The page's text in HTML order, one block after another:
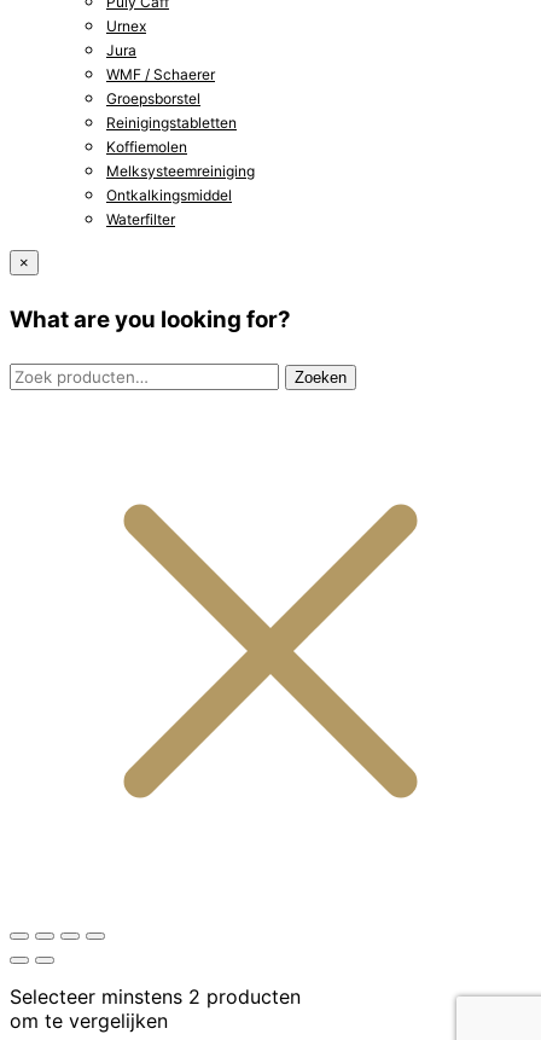
Urnex
Jura
WMF / Schaerer
Groepsborstel
Reinigingstabletten
Koffiemolen
Melksysteemreiniging
Ontkalkingsmiddel
Waterfilter
×
What are you looking for?
Zoeken
Zoeken
Selecteer minstens 2 producten
om te vergelijken